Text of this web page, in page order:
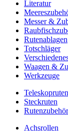
Literatur
Messer &
Rutenablagen
Totschläger
Waagen &
Werkzeuge
Teleskopruten
Steckruten
Rutenzubehör
Achsrollen